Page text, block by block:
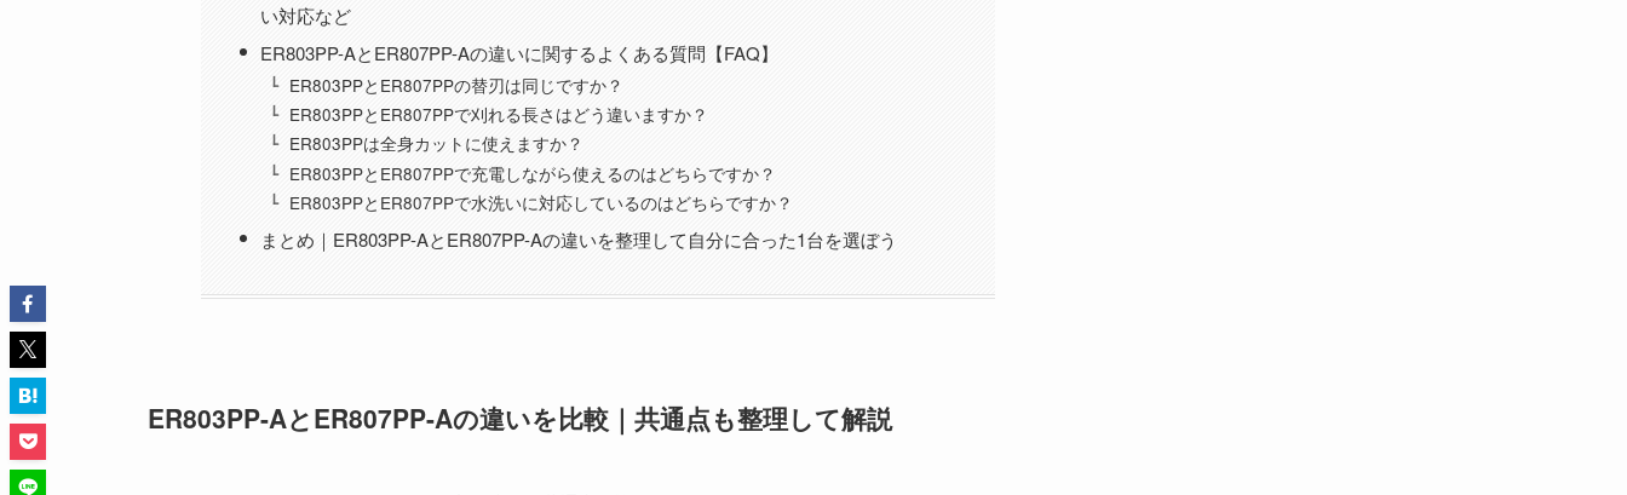
い対応など
ER803PP-AとER807PP-Aの違いに関するよくある質問【FAQ】
ER803PPとER807PPの替刃は同じですか？
ER803PPとER807PPで刈れる長さはどう違いますか？
ER803PPは全身カットに使えますか？
ER803PPとER807PPで充電しながら使えるのはどちらですか？
ER803PPとER807PPで水洗いに対応しているのはどちらですか？
まとめ｜ER803PP-AとER807PP-Aの違いを整理して自分に合った1台を選ぼう
ER803PP-AとER807PP-Aの違いを比較｜共通点も整理して解説